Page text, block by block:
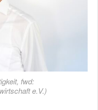
fwd:
e.V.)